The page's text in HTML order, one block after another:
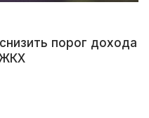
порог дохода
ЖКХ